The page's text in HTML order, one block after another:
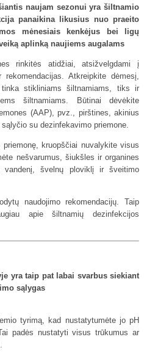
naujam sezonui yra šiltnamio
panaikina likusius nuo praeito
mėnesiais kenkėjus bei ligų
aplinką naujiems augalams
rinkitės atidžiai, atsižvelgdami į
Atkreipkite dėmesį,
stikliniams šiltnamiams, tiks ir
šiltnamiams. Būtinai dėvėkite
(AAP), pvz., pirštines, akinius
su dezinfekavimo priemone.
kruopščiai nuvalykite visus
nešvarumus, šiukšles ir organines
vandenį, švelnų ploviklį ir šveitimo
naudojimo rekomendacijų. Taip
apie šiltnamių dezinfekcijos
yra taip pat labai svarbus siekiant
sąlygas
tyrimą, kad nustatytumėte jo pH
padės nustatyti visus trūkumus ar